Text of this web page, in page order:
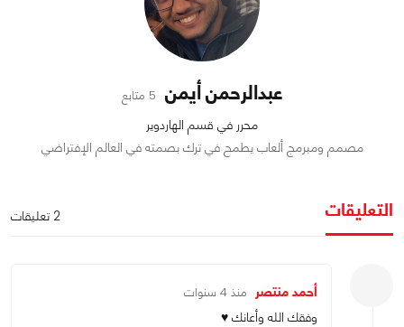
عبدالرحمن أيمن 5 متابع
محرر في قسم الهاردوير
مصمم ومبرمج ألعاب يطمح في ترك بصمته في العالم الإفتراضي
التعليقات 2 تعليقات
أحمد منتصر منذ 4 سنوات
وفقك الله وأعانك ♥